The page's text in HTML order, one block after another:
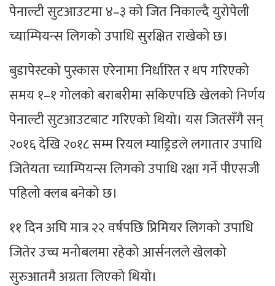
पेनाल्टी सुटआउटमा ४–३ को जित निकाल्दै युरोपेली
च्याम्पियन्स लिगको उपाधि सुरक्षित राखेको छ।
बुडापेस्टको पुस्कास एरेनामा निर्धारित र थप गरिएको
समय १–१ गोलको बराबरीमा सकिएपछि खेलको निर्णय
पेनाल्टी सुटआउटबाट गरिएको थियो। यस जितसँगै सन्
२०१६ देखि २०१८ सम्म रियल म्याड्रिडले लगातार उपाधि
जितेयता च्याम्पियन्स लिगको उपाधि रक्षा गर्ने पीएसजी
पहिलो क्लब बनेको छ।
११ दिन अघि मात्र २२ वर्षपछि प्रिमियर लिगको उपाधि
जितेर उच्च मनोबलमा रहेको आर्सनलले खेलको
सुरुआतमै अग्रता लिएको थियो।